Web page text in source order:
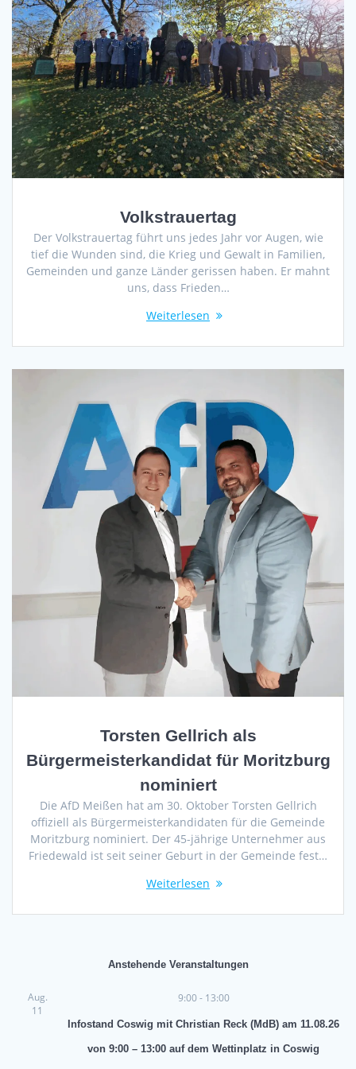
Volkstrauertag
Der Volkstrauertag führt uns jedes Jahr vor Augen, wie
tief die Wunden sind, die Krieg und Gewalt in Familien,
Gemeinden und ganze Länder gerissen haben. Er mahnt
uns, dass Frieden…
Weiterlesen
Torsten Gellrich als
Bürgermeisterkandidat für Moritzburg
nominiert
Die AfD Meißen hat am 30. Oktober Torsten Gellrich
offiziell als Bürgermeisterkandidaten für die Gemeinde
Moritzburg nominiert. Der 45-jährige Unternehmer aus
Friedewald ist seit seiner Geburt in der Gemeinde fest…
Weiterlesen
Anstehende Veranstaltungen
Aug.
11
9:00- 13:00
Infostand Coswig mit Christian Reck (MdB) am 11.08.26
von 9:00 – 13:00 auf dem Wettinplatz in Coswig